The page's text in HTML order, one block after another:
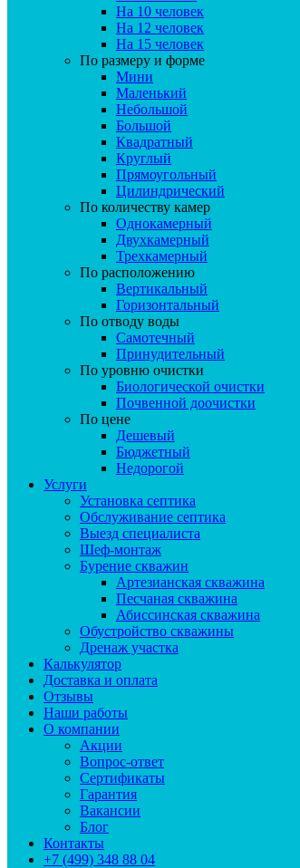
На 10 человек
На 12 человек
На 15 человек
По размеру и форме
Мини
Маленький
Небольшой
Большой
Квадратный
Круглый
Прямоугольный
Цилиндрический
По количеству камер
Однокамерный
Двухкамерный
Трехкамерный
По расположению
Вертикальный
Горизонтальный
По отводу воды
Самотечный
Принудительный
По уровню очистки
Биологической очистки
Почвенной доочистки
По цене
Дешевый
Бюджетный
Недорогой
Услуги
Установка септика
Обслуживание септика
Выезд специалиста
Шеф-монтаж
Бурение скважин
Артезианская скважина
Песчаная скважина
Абиссинская скважина
Обустройство скважины
Дренаж участка
Калькулятор
Доставка и оплата
Отзывы
Наши работы
О компании
Акции
Вопрос-ответ
Сертификаты
Гарантия
Вакансии
Блог
Контакты
+7 (499) 348 88 04